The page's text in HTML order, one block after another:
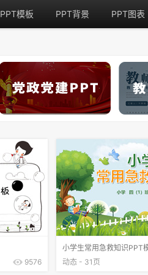
PPT模板 PPT背景 PPT图表
9576
小学生常用急救知识PPT
动态 - 31页